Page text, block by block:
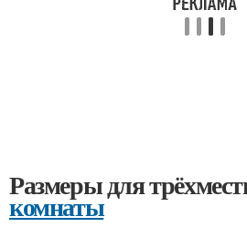
Размеры для
комнаты